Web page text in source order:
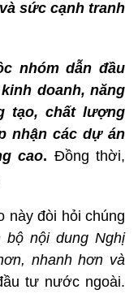
sức cạnh tranh
nhóm dẫn đầu
doanh, năng
tạo, chất lượng
nhận các dự án
cao. Đồng thời,
này đòi hỏi chúng
bộ nội dung Nghị
nhanh hơn và
tư nước ngoài.